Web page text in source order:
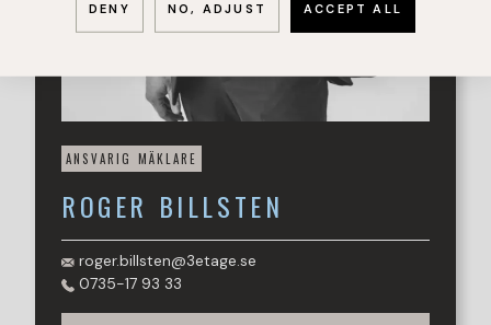
ANSVARIG MÄKLARE
ROGER BILLSTEN
roger.billsten@3etage.se
0735-17 93 33
DENY NO, ADJUST ACCEPT ALL